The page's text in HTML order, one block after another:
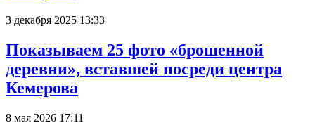
3 декабря 2025 13:33
Показываем 25 фото «брошенной
деревни», вставшей посреди центра
Кемерова
8 мая 2026 17:11